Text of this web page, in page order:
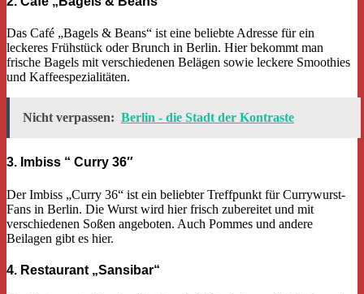
Das Café „Bagels & Beans“ ist eine beliebte Adresse für ein
leckeres Frühstück oder Brunch in Berlin. Hier bekommt man
frische Bagels mit verschiedenen Belägen sowie leckere Smoothies
und Kaffeespezialitäten.
Nicht verpassen: Berlin - die Stadt der Kontraste
3. Imbiss “ Curry 36″
Der Imbiss „Curry 36“ ist ein beliebter Treffpunkt für Currywurst-
Fans in Berlin. Die Wurst wird hier frisch zubereitet und mit
verschiedenen Soßen angeboten. Auch Pommes und andere
Beilagen gibt es hier.
4. Restaurant „Sansibar“